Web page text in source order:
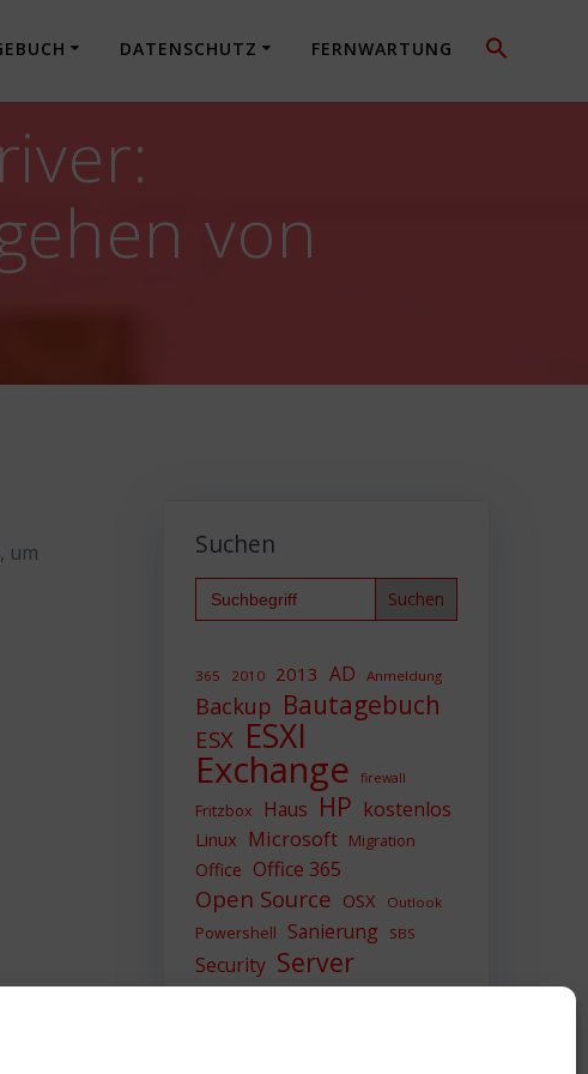
DATENSCHUTZ FERNWARTUNG
von
um
Suchen
Search
for:
365 2010 2013 AD Anmeldung
Backup Bautagebuch
ESX ESXI
Exchange firewall
Fritzbox Haus HP kostenlos
Linux Microsoft Migration
Office Office 365
Open Source OSX Outlook
Powershell Sanierung SBS
Security Server
Sicherheit SIEM